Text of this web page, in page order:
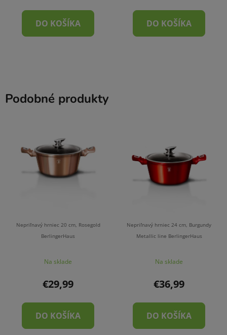
DO KOŠÍKA DO KOŠÍKA
Podobné produkty
Nepriľnavý hrniec 20 cm, Rosegold
BerlingerHaus
Na sklade
€29,99
DO KOŠÍKA
Nepriľnavý hrniec 24 cm, Burgundy
Metallic line BerlingerHaus
Na sklade
€36,99
DO KOŠÍKA